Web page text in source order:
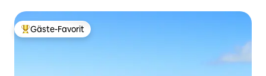
Beliebter Gäste-Favorit.
Gäste-Favorit